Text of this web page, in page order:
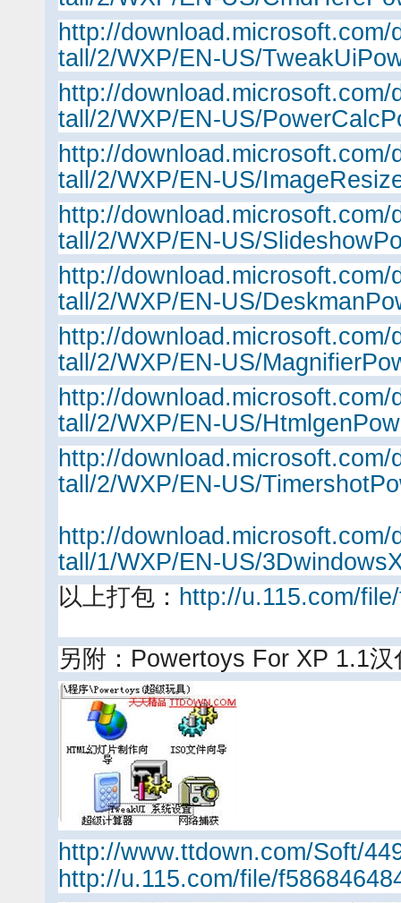
http://
tall/2/WXP/EN-US/
http://
tall/2/WXP/EN-US/
http://
tall/2/WXP/EN-US/
http://
tall/2/WXP/EN-US/
http://
tall/2/WXP/EN-US/
http://
tall/2/WXP/EN-US/
http://
tall/2/WXP/EN-US/
http://
tall/2/WXP/EN-US/
http://
tall/1/WXP/EN-US/
以上打包： http://u.115.com/
另附：Powertoys For XP 1.1汉
http://www.ttdown.com/Soft/
http://u.115.com/file/